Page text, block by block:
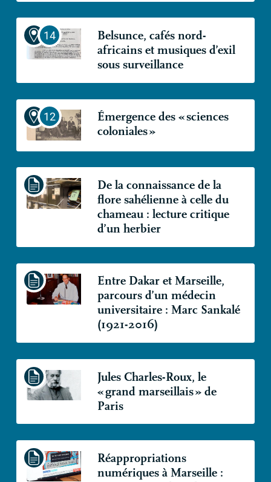
Belsunce, cafés nord-
africains et musiques d’exil
sous surveillance
Émergence des «sciences
coloniales»
De la connaissance de la
flore sahélienne à celle du
chameau : lecture critique
d’un herbier
Entre Dakar et Marseille,
parcours d’un médecin
universitaire : Marc Sankalé
(1921-2016)
Jules Charles-Roux, le
«grand marseillais» de
Paris
Réappropriations
numériques à Marseille :